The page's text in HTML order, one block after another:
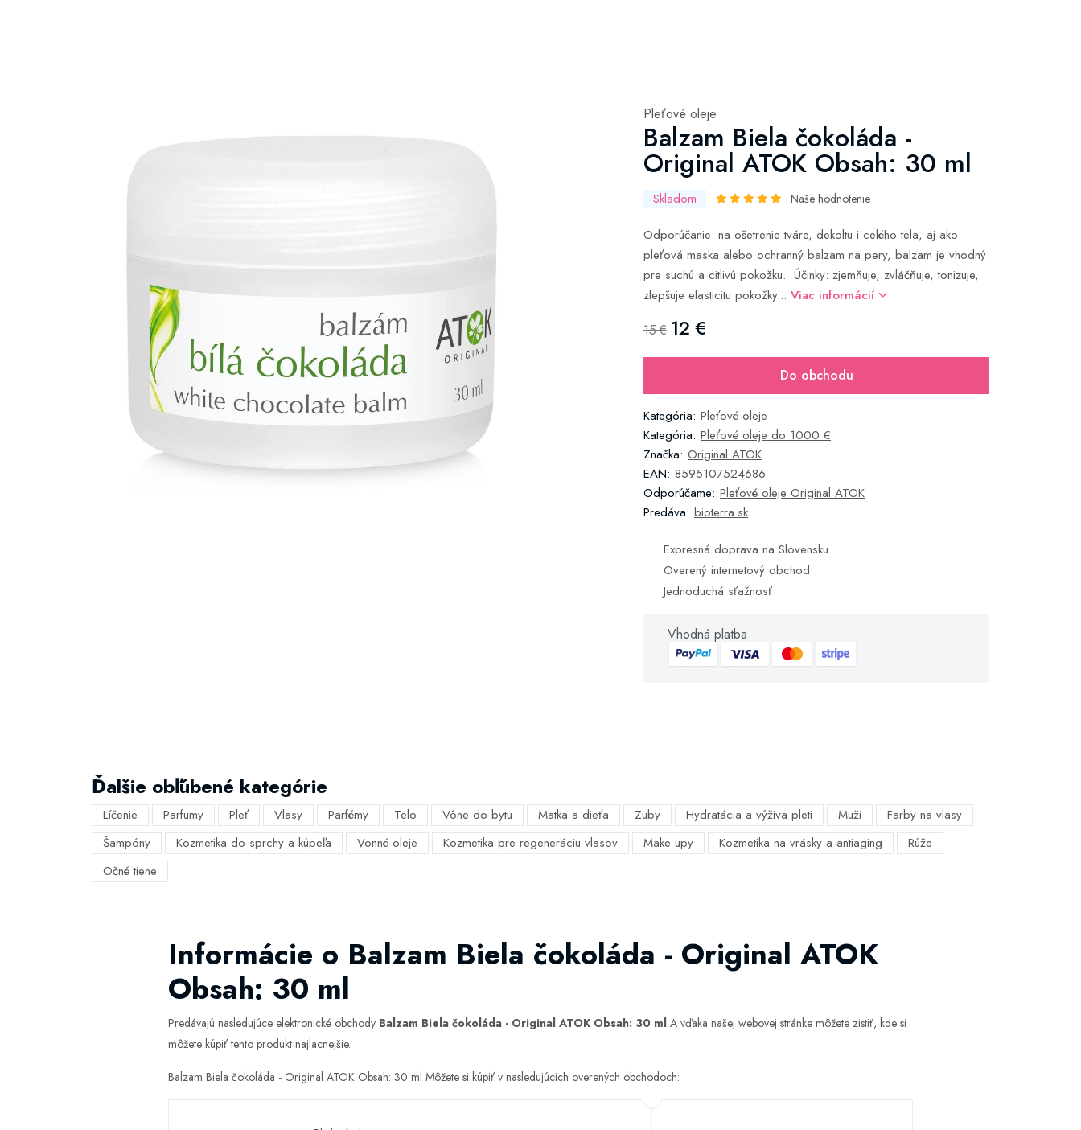
Pleťové oleje
Balzam Biela čokoláda -
Original ATOK Obsah: 30 ml
Skladom Naše hodnotenie
Odporúčanie: na ošetrenie tváre, dekoltu i celého tela, aj ako
pleťová maska ​​alebo ochranný balzam na pery, balzam je vhodný
pre suchú a citlivú pokožku. Účinky: zjemňuje, zvláčňuje, tonizuje,
zlepšuje elasticitu pokožky... Viac informácií
15 € 12 €
Do obchodu
Kategória: Pleťové oleje
Kategória: Pleťové oleje do 1000 €
Značka: Original ATOK
EAN: 8595107524686
Odporúčame: Pleťové oleje Original ATOK
Predáva: bioterra.sk
Expresná doprava na Slovensku
Overený internetový obchod
Jednoduchá sťažnosť
Vhodná platba
Ďalšie obľúbené kategórie
Líčenie Parfumy Pleť Vlasy Parfémy Telo Vône do bytu Matka a dieťa Zuby Hydratácia a výživa pleti Muži
Farby na vlasy
Šampóny
Kozmetika do sprchy a kúpeľa Vonné oleje Kozmetika pre regeneráciu vlasov Make upy Kozmetika na vrásky a antiaging
Rúže
Očné tiene
Informácie o Balzam Biela čokoláda - Original ATOK
Obsah: 30 ml
Predávajú nasledujúce elektronické obchody Balzam Biela čokoláda - Original ATOK Obsah: 30 ml A vďaka našej webovej stránke môžete zistiť, kde si
môžete kúpiť tento produkt najlacnejšie.
Balzam Biela čokoláda - Original ATOK Obsah: 30 ml Môžete si kúpiť v nasledujúcich overených obchodoch: